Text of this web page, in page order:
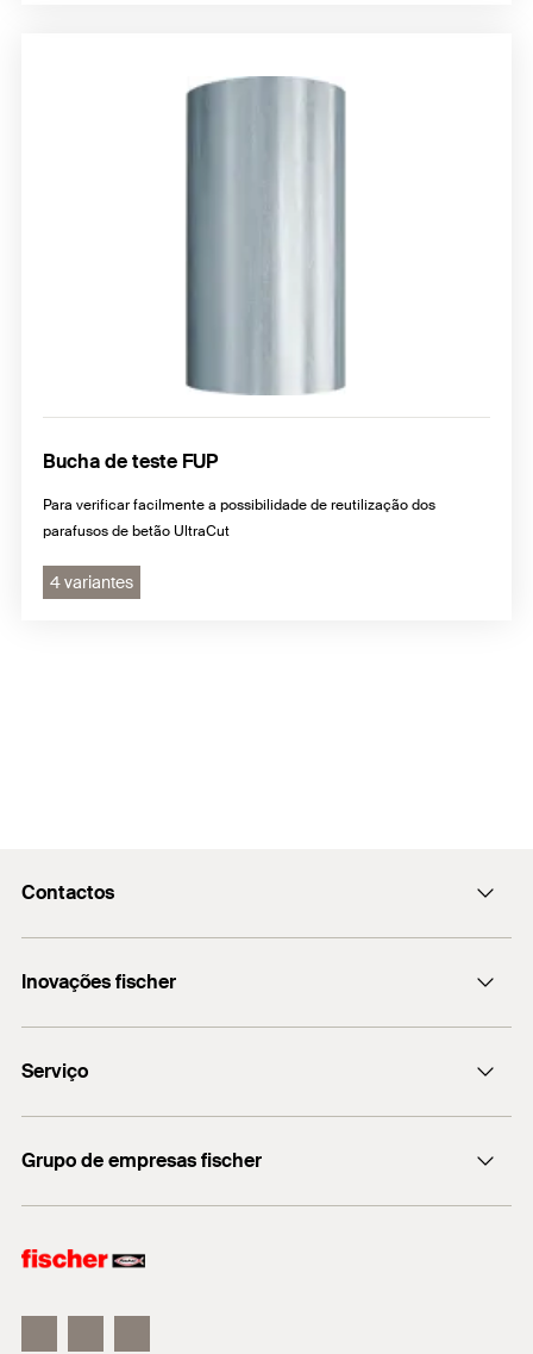
Bucha de teste FUP
Para verificar facilmente a possibilidade de reutilização dos
parafusos de betão UltraCut
4 variantes
Contactos
+351 218 954 180
Inovações fischer
Serviço
Informação
Grupo de empresas fischer
fischertechnik